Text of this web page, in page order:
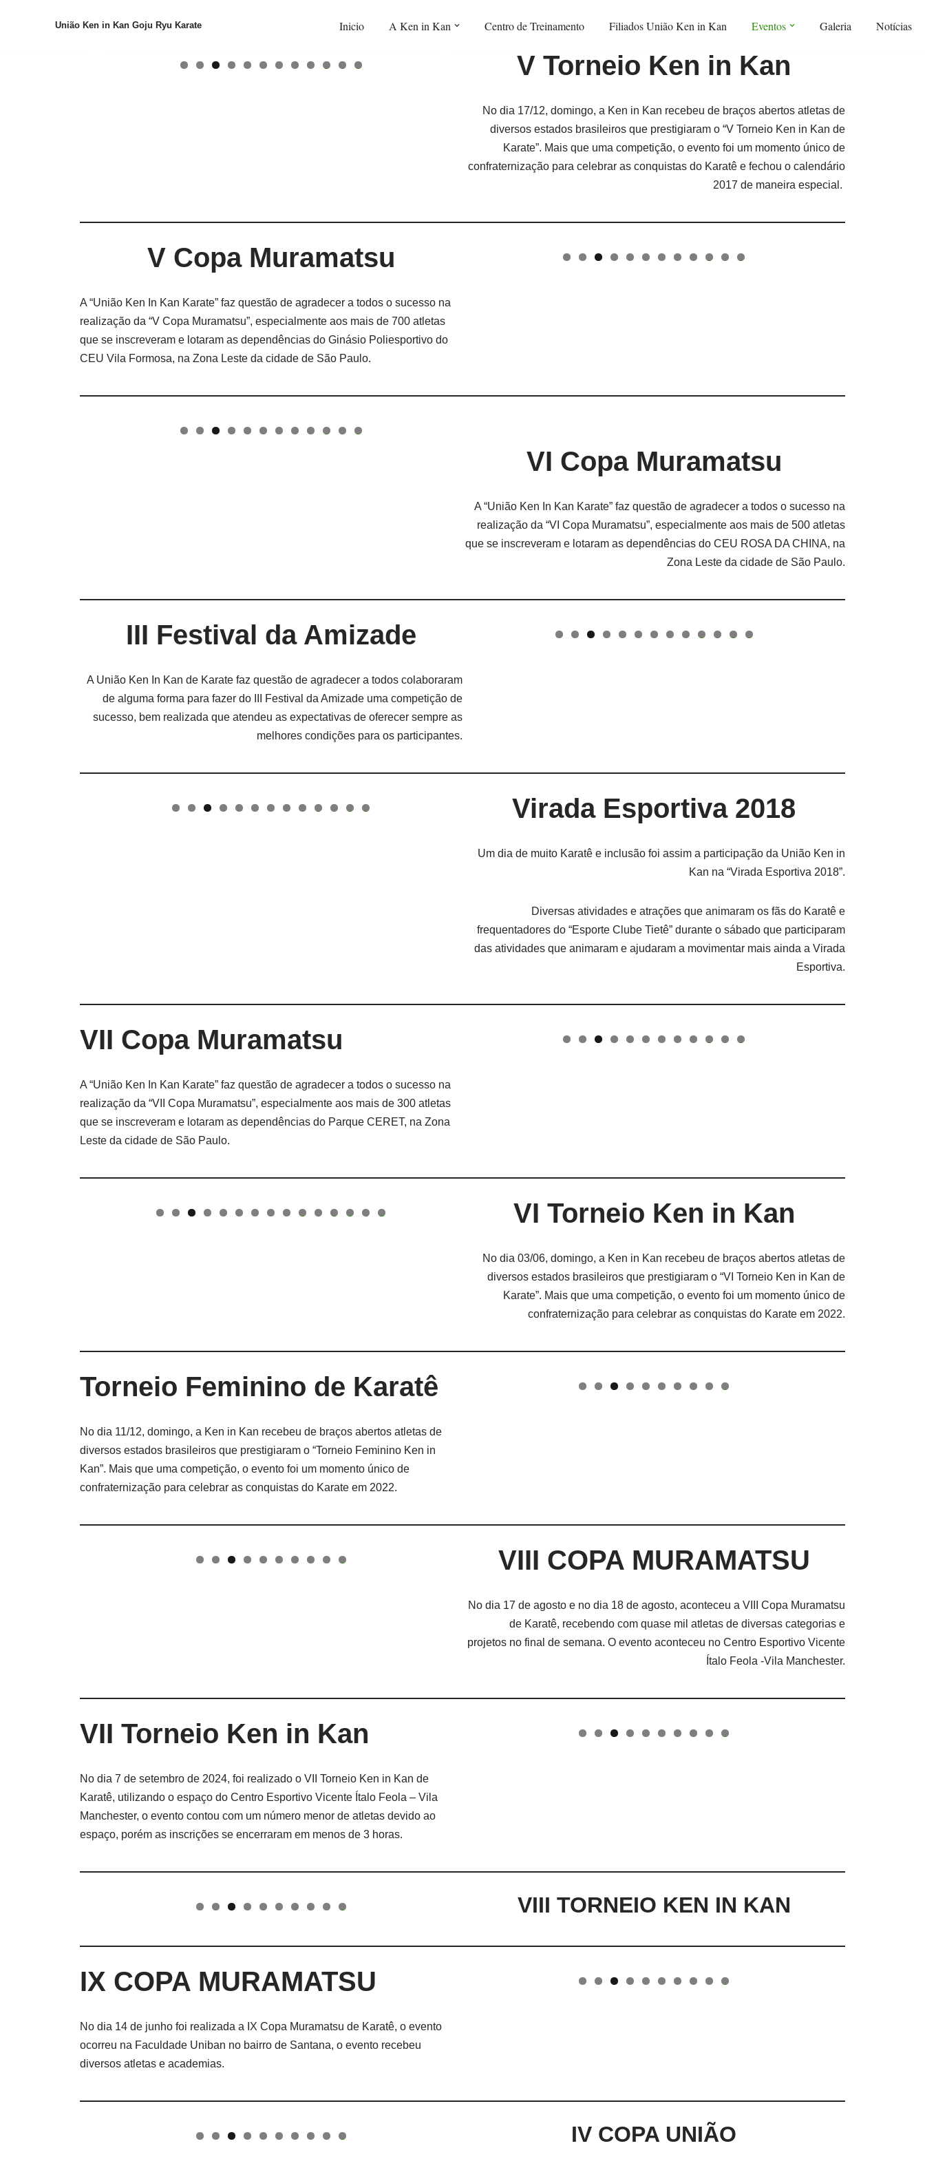
União Ken in Kan Goju Ryu Karate Inicio A Ken in Kan Centro de Treinamento Filiados União Ken in Kan Eventos Galeria Notícias
0 1 2 V Torneio Ken in Kan
No dia 17/12, domingo, a Ken in Kan recebeu de braços abertos atletas de
diversos estados brasileiros que prestigiaram o “V Torneio Ken in Kan de
Karate”. Mais que uma competição, o evento foi um momento único de
confraternização para celebrar as conquistas do Karatê e fechou o calendário
2017 de maneira especial.
V Copa Muramatsu
A “União Ken In Kan Karate” faz questão de agradecer a todos o sucesso na
realização da “V Copa Muramatsu”, especialmente aos mais de 700 atletas
que se inscreveram e lotaram as dependências do Ginásio Poliesportivo do
CEU Vila Formosa, na Zona Leste da cidade de São Paulo.​
0 1 2
0 1 2
VI Copa Muramatsu
A “União Ken In Kan Karate” faz questão de agradecer a todos o sucesso na
realização da “VI Copa Muramatsu”, especialmente aos mais de 500 atletas
que se inscreveram e lotaram as dependências do CEU ROSA DA CHINA, na
Zona Leste da cidade de São Paulo.
III Festival da Amizade
A União Ken In Kan de Karate faz questão de agradecer a todos colaboraram
de alguma forma para fazer do III Festival da Amizade uma competição de
sucesso, bem realizada que atendeu as expectativas de oferecer sempre as
melhores condições para os participantes.
0 1 2 3
0 1 2 3 Virada Esportiva 2018
Um dia de muito Karatê e inclusão foi assim a participação da União Ken in
Kan na “Virada Esportiva 2018”.
Diversas atividades e atrações que animaram os fãs do Karatê e
frequentadores do “Esporte Clube Tietê” durante o sábado que participaram
das atividades que animaram e ajudaram a movimentar mais ainda a Virada
Esportiva.
VII Copa Muramatsu
A “União Ken In Kan Karate” faz questão de agradecer a todos o sucesso na
realização da “VII Copa Muramatsu”, especialmente aos mais de 300 atletas
que se inscreveram e lotaram as dependências do Parque CERET, na Zona
Leste da cidade de São Paulo.
0 1 2
0 1 2 3 4 5 VI Torneio Ken in Kan
No dia 03/06, domingo, a Ken in Kan recebeu de braços abertos atletas de
diversos estados brasileiros que prestigiaram o “VI Torneio Ken in Kan de
Karate”. Mais que uma competição, o evento foi um momento único de
confraternização para celebrar as conquistas do Karate em 2022.
Torneio Feminino de Karatê
No dia 11/12, domingo, a Ken in Kan recebeu de braços abertos atletas de
diversos estados brasileiros que prestigiaram o “Torneio Feminino Ken in
Kan”. Mais que uma competição, o evento foi um momento único de
confraternização para celebrar as conquistas do Karate em 2022.
0
0 VIII COPA MURAMATSU
No dia 17 de agosto e no dia 18 de agosto, aconteceu a VIII Copa Muramatsu
de Karatê, recebendo com quase mil atletas de diversas categorias e
projetos no final de semana. O evento aconteceu no Centro Esportivo Vicente
Ítalo Feola -Vila Manchester.
VII Torneio Ken in Kan
No dia 7 de setembro de 2024, foi realizado o VII Torneio Ken in Kan de
Karatê, utilizando o espaço do Centro Esportivo Vicente Ítalo Feola – Vila
Manchester, o evento contou com um número menor de atletas devido ao
espaço, porém as inscrições se encerraram em menos de 3 horas.
0
0 VIII TORNEIO KEN IN KAN
IX COPA MURAMATSU
No dia 14 de junho foi realizada a IX Copa Muramatsu de Karatê, o evento
ocorreu na Faculdade Uniban no bairro de Santana, o evento recebeu
diversos atletas e academias.
0
0 IV COPA UNIÃO